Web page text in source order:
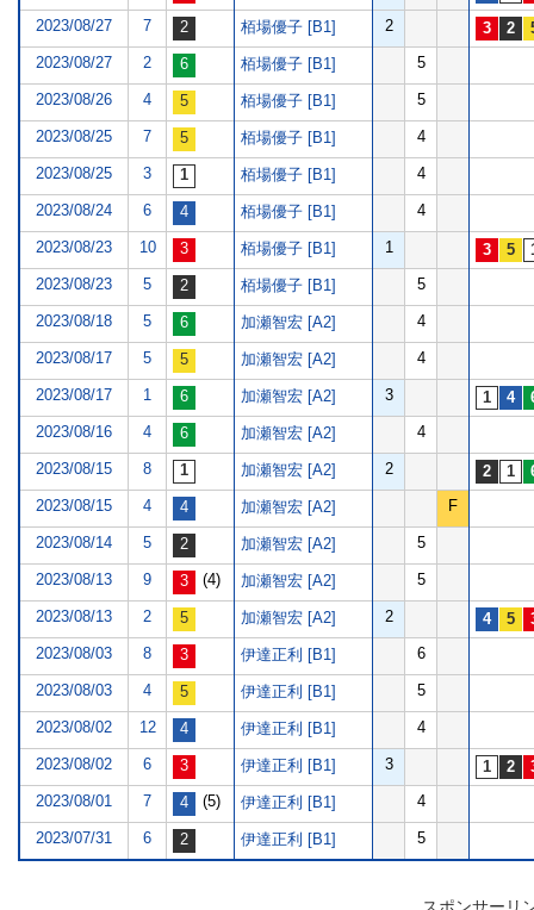
2023/08/27 7 栢場優子 [B1] 2
2023/08/27 2 栢場優子 [B1] 5
2023/08/26 4 栢場優子 [B1] 5
2023/08/25 7 栢場優子 [B1] 4
2023/08/25 3 栢場優子 [B1] 4
2023/08/24 6 栢場優子 [B1] 4
2023/08/23 10 栢場優子 [B1] 1
2023/08/23 5 栢場優子 [B1] 5
2023/08/18 5 加瀬智宏 [A2] 4
2023/08/17 5 加瀬智宏 [A2] 4
2023/08/17 1 加瀬智宏 [A2] 3
2023/08/16 4 加瀬智宏 [A2] 4
2023/08/15 8 加瀬智宏 [A2] 2
2023/08/15 4 加瀬智宏 [A2] F
2023/08/14 5 加瀬智宏 [A2] 5
2023/08/13 9 (4) 加瀬智宏 [A2] 5
2023/08/13 2 加瀬智宏 [A2] 2
2023/08/03 8 伊達正利 [B1] 6
2023/08/03 4 伊達正利 [B1] 5
2023/08/02 12 伊達正利 [B1] 4
2023/08/02 6 伊達正利 [B1] 3
2023/08/01 7 (5) 伊達正利 [B1] 4
2023/07/31 6 伊達正利 [B1] 5